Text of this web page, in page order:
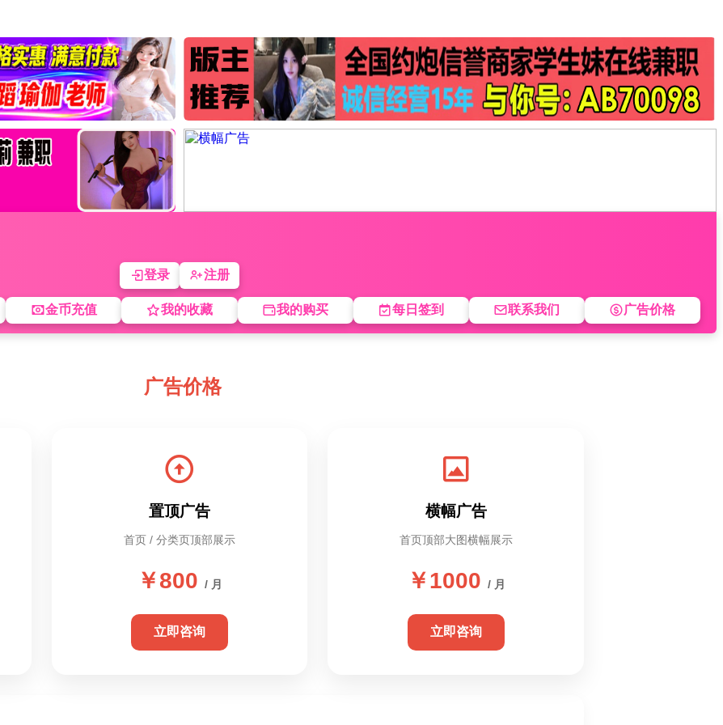
登录 注册
金币充值 我的收藏 我的购买 每日签到 联系我们 广告价格
广告价格
置顶广告
首页 / 分类页顶部展示
￥800 / 月
立即咨询
横幅广告
首页顶部大图横幅展示
￥1000 / 月
立即咨询